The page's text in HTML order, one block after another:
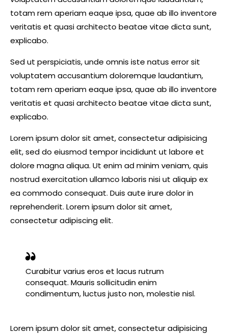
totam rem aperiam eaque ipsa, quae ab illo inventore
veritatis et quasi architecto beatae vitae dicta sunt,
explicabo.
Sed ut perspiciatis, unde omnis iste natus error sit
voluptatem accusantium doloremque laudantium,
totam rem aperiam eaque ipsa, quae ab illo inventore
veritatis et quasi architecto beatae vitae dicta sunt,
explicabo.
Lorem ipsum dolor sit amet, consectetur adipisicing
elit, sed do eiusmod tempor incididunt ut labore et
dolore magna aliqua. Ut enim ad minim veniam, quis
nostrud exercitation ullamco laboris nisi ut aliquip ex
ea commodo consequat. Duis aute irure dolor in
reprehenderit. Lorem ipsum dolor sit amet,
consectetur adipiscing elit.
Curabitur varius eros et lacus rutrum
consequat. Mauris sollicitudin enim
condimentum, luctus justo non, molestie nisl.
Lorem ipsum dolor sit amet, consectetur adipisicing